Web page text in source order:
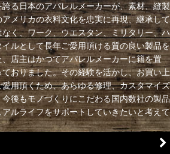
る日本のアパレルメーカーが、素材、縫製
メリカの衣料文化を忠実に再現、継承して
く、ワーク、ウエスタン、ミリタリー、ハ
ルとして長年ご愛用頂ける質の良い製品を
店主はかつてアパレルメーカーに籍を置
おりました。その経験を活かし、お買い上
用頂くため、あらゆる修理、カスタマイズ
後もモノづくりにこだわる国内数社の製品
ルライフをサポートしていきたいと考えて